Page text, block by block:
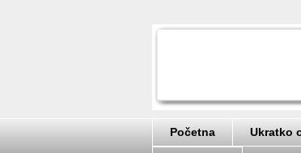
Početna Ukratko